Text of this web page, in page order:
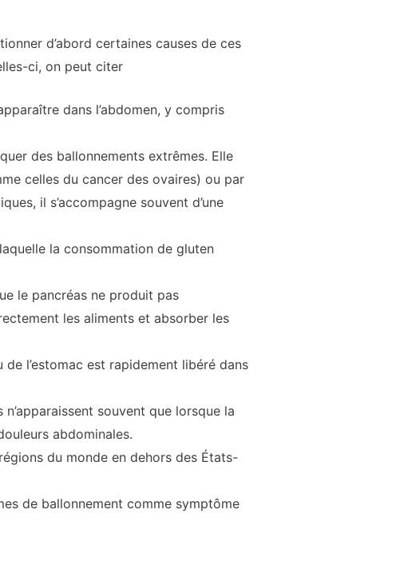
d’abord certaines causes de ces
ci, on peut citer
dans l’abdomen, y compris
des ballonnements extrêmes. Elle
celles du cancer des ovaires) ou par
il s’accompagne souvent d’une
la consommation de gluten
le pancréas ne produit pas
les aliments et absorber les
l’estomac est rapidement libéré dans
souvent que lorsque la
abdominales.
du monde en dehors des États-
de ballonnement comme symptôme